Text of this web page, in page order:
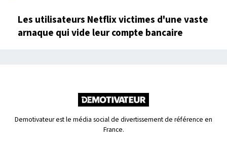
Les utilisateurs Netflix victimes d'une vaste
arnaque qui vide leur compte bancaire
Demotivateur est le média social de divertissement de référence en
France.